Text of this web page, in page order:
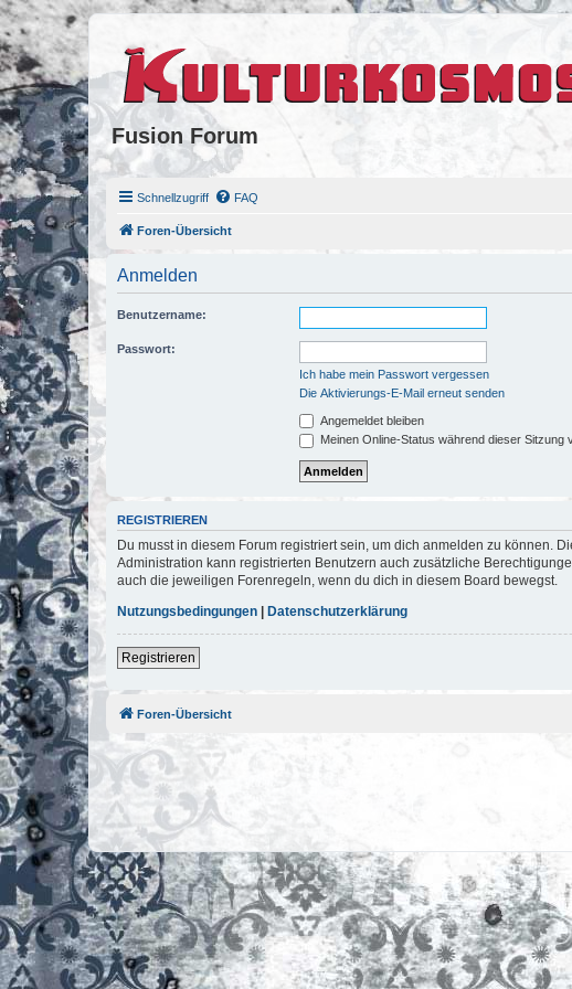
Fusion Forum
Schnellzugriff FAQ
Foren-Übersicht
Anmelden
Benutzername:
Passwort:
Ich habe mein Passwort vergessen
Die Aktivierungs-E-Mail erneut senden
Angemeldet bleiben
Meinen Online-Status während dieser Sitzung
REGISTRIEREN
Du musst in diesem Forum registriert sein, um dich anmelden zu können.
Administration kann registrierten Benutzern auch zusätzliche
auch die jeweiligen Forenregeln, wenn du dich in diesem Board bewegst.
Nutzungsbedingungen
Datenschutzerklärung
Registrieren
Foren-Übersicht